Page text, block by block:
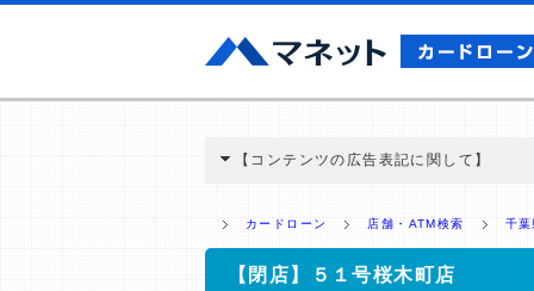
【コンテンツの広告表記に関して】
ミ収集などに基づき、公平性を担保した情
>提携企業一覧
カードローン 店舗・ATM検索 千
【閉店】５１号桜木町店